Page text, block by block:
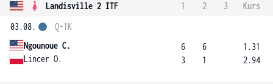
Landisville 2 ITF 1 2 3
Kurs
03.08.
Ngounoue C.
Lincer O.
Q-1K
6
3
6
1
1.31
2.94